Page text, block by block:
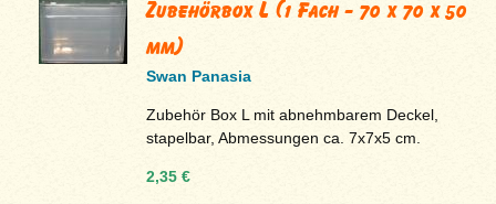
Zubehörbox L (1 Fach - 70 x 70 x 50
mm)
Swan Panasia
Zubehör Box L mit abnehmbarem Deckel,
stapelbar, Abmessungen ca. 7x7x5 cm.
2,35 €